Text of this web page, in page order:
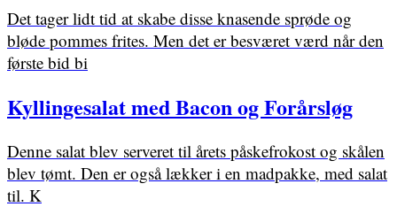
Det tager lidt tid at skabe disse knasende sprøde og
bløde pommes frites. Men det er besværet værd når den
første bid bi
Kyllingesalat med Bacon og Forårsløg
Denne salat blev serveret til årets påskefrokost og skålen
blev tømt. Den er også lækker i en madpakke, med salat
til. K